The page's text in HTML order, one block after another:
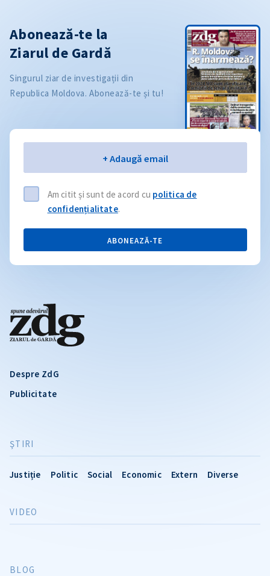
Despre ZdG
Publicitate
ŞTIRI
Justiție Politic Social Economic Extern Diverse
VIDEO
BLOG
Abonează-te la
Ziarul de Gardă
Singurul ziar de investigații din
Republica Moldova. Abonează-te și tu!
+ Adaugă email
Am citit și sunt de acord cu politica de
confidențialitate.
ABONEAZĂ-TE